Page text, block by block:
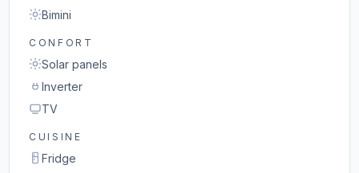
Bimini
CONFORT
Solar panels
Inverter
TV
CUISINE
Fridge